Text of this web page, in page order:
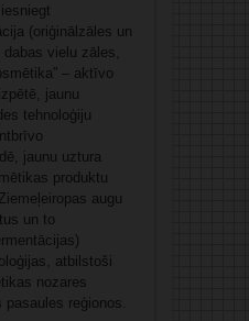
(oriģinālzāles un
vielu zāles,
– aktīvo
jaunu
tehnoloģiju
jaunu uztura
produktu
augu
un to
atbilstoši
nozares
pasaules reģionos.